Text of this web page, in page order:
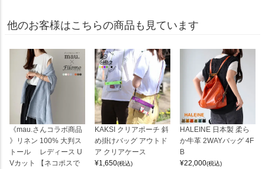
他のお客様はこちらの商品も見ています
《mau.さんコラボ商品
》リネン 100% 大判ス
トール レディース U
Vカット 【ネコポスで
KAKSI クリアポーチ 斜
め掛けバッグ アウトド
ア クリアケース
¥1,650(税込)
HALEINE 日本製 柔ら
か牛革 2WAYバッグ 4F
B
¥22,000(税込)